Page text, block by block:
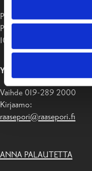
Postiosoite:
PB 58
10611 Raasepori
YHTEYSTIEDOT
Vaihde 019-289 2000
Kirjaamo:
raasepori@raasepori.fi
ANNA PALAUTETTA